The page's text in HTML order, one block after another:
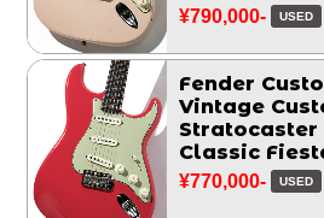
¥790,000- USED
Fender
Vintage
Stratocaster
Classic
¥770,000- USED